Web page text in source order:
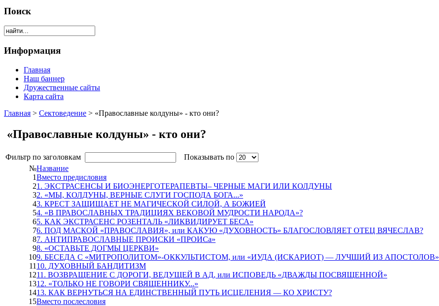
Поиск
Информация
Главная
Наш баннер
Дружественные сайты
Карта сайта
Главная > Сектоведение > «Православные колдуны» - кто они?
«Православные колдуны» - кто они?
Фильтр по заголовкам
Показывать по
№Название
1Вместо предисловия
21. ЭКСТРАСЕНСЫ И БИОЭНЕРГОТЕРАПЕВТЫ– ЧЕРНЫЕ МАГИ ИЛИ КОЛДУНЫ
32. «МЫ, КОЛДУНЫ, ВЕРНЫЕ СЛУГИ ГОСПОДА БОГА...»
43. КРЕСТ ЗАЩИЩАЕТ НЕ МАГИЧЕСКОЙ СИЛОЙ, А БОЖИЕЙ
54. «В ПРАВОСЛАВНЫХ ТРАДИЦИЯХ ВЕКОВОЙ МУДРОСТИ НАРОДА»?
65. КАК ЭКСТРАСЕНС РОЗЕНТАЛЬ «ЛИКВИДИРУЕТ БЕСА»
76. ПОД МАСКОЙ «ПРАВОСЛАВИЯ», или КАКУЮ «ДУХОВНОСТЬ» БЛАГОСЛОВЛЯЕТ ОТЕЦ ВЯЧЕСЛАВ?
87. АНТИПРАВОСЛАВНЫЕ ПРОИСКИ «ПРОИСа»
98. «ОСТАВЬТЕ ДОГМЫ ЦЕРКВИ»
109. БЕСЕДА С «МИТРОПОЛИТОМ»-ОККУЛЬТИСТОМ, или «ИУДА (ИСКАРИОТ) — ЛУЧШИЙ ИЗ АПОСТОЛОВ»
11 10. ДУХОВНЫЙ БАНДИТИЗМ
1211. ВОЗВРАЩЕНИЕ С ДОРОГИ, ВЕДУЩЕЙ В АД, или ИСПОВЕДЬ «ДВАЖДЫ ПОСВЯЩЕННОЙ»
1312. «ТОЛЬКО НЕ ГОВОРИ СВЯЩЕННИКУ...»
1413. КАК ВЕРНУТЬСЯ НА ЕДИНСТВЕННЫЙ ПУТЬ ИСЦЕЛЕНИЯ — КО ХРИСТУ?
15Вместо послесловия